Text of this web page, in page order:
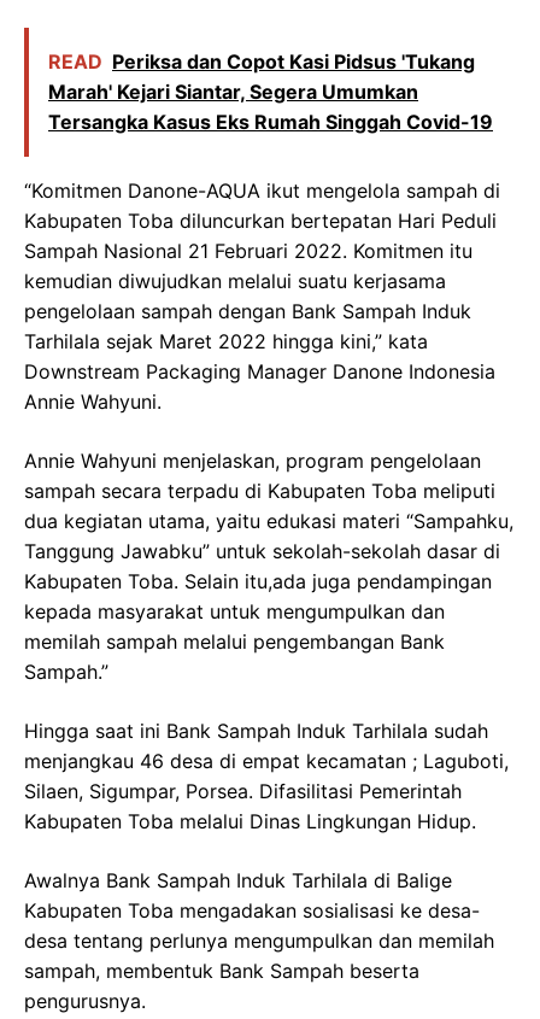
READ ‎Periksa dan Copot Kasi Pidsus 'Tukang
Marah' Kejari Siantar, Segera Umumkan
Tersangka Kasus Eks Rumah Singgah Covid-19
“Komitmen Danone-AQUA ikut mengelola sampah di
Kabupaten Toba diluncurkan bertepatan Hari Peduli
Sampah Nasional 21 Februari 2022. Komitmen itu
kemudian diwujudkan melalui suatu kerjasama
pengelolaan sampah dengan Bank Sampah Induk
Tarhilala sejak Maret 2022 hingga kini,” kata
Downstream Packaging Manager Danone Indonesia
Annie Wahyuni.
Annie Wahyuni menjelaskan, program pengelolaan
sampah secara terpadu di Kabupaten Toba meliputi
dua kegiatan utama, yaitu edukasi materi “Sampahku,
Tanggung Jawabku” untuk sekolah-sekolah dasar di
Kabupaten Toba. Selain itu,ada juga pendampingan
kepada masyarakat untuk mengumpulkan dan
memilah sampah melalui pengembangan Bank
Sampah.”
Hingga saat ini Bank Sampah Induk Tarhilala sudah
menjangkau 46 desa di empat kecamatan ; Laguboti,
Silaen, Sigumpar, Porsea. Difasilitasi Pemerintah
Kabupaten Toba melalui Dinas Lingkungan Hidup.
Awalnya Bank Sampah Induk Tarhilala di Balige
Kabupaten Toba mengadakan sosialisasi ke desa-
desa tentang perlunya mengumpulkan dan memilah
sampah, membentuk Bank Sampah beserta
pengurusnya.